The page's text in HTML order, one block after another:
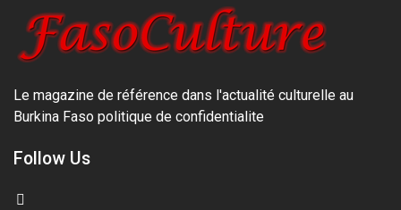
Le magazine de référence dans l'actualité culturelle au
Burkina Faso politique de confidentialite
Follow Us